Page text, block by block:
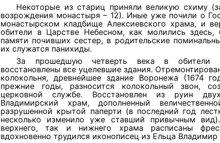
Некоторые из стариц приняли великую схиму
возрождения монастыря – 12). Иные уже почили о
монастырском кладбище Алексиевского храма, и
обители в Царстве Небесном, как молились
памяти почивших сестер, в родительские
их служатся панихиды.
За прошедшую четверть века в обители
восстановлены все уцелевшие здания.
колокольня, древнейшее здание Воронежа (1674
прежние годы, разносится колокольный звон,
церковной службе. Восстановлен из руин
Владимирский храм, дополненный
разрушенной крытой паперти (в последний год
несколько изменило уже ставший привычным
верхнего, так и нижнего храма расписаны
вдохновенно трудился иконописец из Ельца